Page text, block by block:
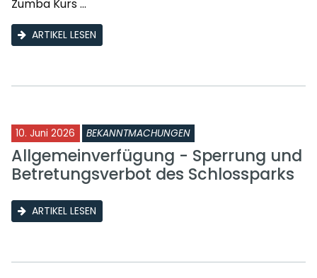
Zumba Kurs ...
ARTIKEL LESEN
10. Juni 2026 BEKANNTMACHUNGEN
Allgemeinverfügung - Sperrung und
Betretungsverbot des Schlossparks
ARTIKEL LESEN